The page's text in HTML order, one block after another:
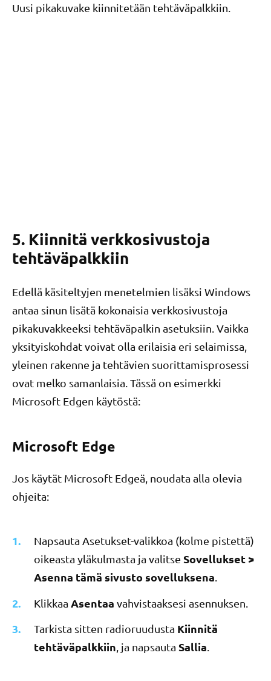
Uusi pikakuvake kiinnitetään tehtäväpalkkiin.
5. Kiinnitä verkkosivustoja
tehtäväpalkkiin
Edellä käsiteltyjen menetelmien lisäksi Windows
antaa sinun lisätä kokonaisia ​​verkkosivustoja
pikakuvakkeeksi tehtäväpalkin asetuksiin. Vaikka
yksityiskohdat voivat olla erilaisia ​​eri selaimissa,
yleinen rakenne ja tehtävien suorittamisprosessi
ovat melko samanlaisia. Tässä on esimerkki
Microsoft Edgen käytöstä:
Microsoft Edge
Jos käytät Microsoft Edgeä, noudata alla olevia
ohjeita:
Napsauta Asetukset-valikkoa (kolme pistettä)
oikeasta yläkulmasta ja valitse Sovellukset >
Asenna tämä sivusto sovelluksena
Klikkaa Asentaa vahvistaaksesi asennuksen.
Tarkista sitten radioruudusta Kiinnitä
tehtäväpalkkiin , ja napsauta Sallia